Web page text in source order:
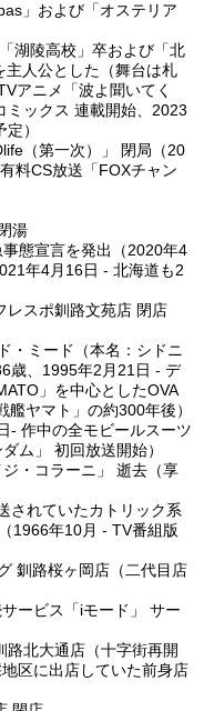
」および「オステリア
湖陵高校」卒および「北
人公とした（舞台は札
アニメ「波よ聞いてく
ックス 連載開始、2023
）
（第一次）」 閉局（20
料CS放送「FOXチャン
湯
態宣言を発出（2020年4
年4月16日 - 北海道も2
レスポ釧路文苑店 閉店
・ミード（本名：シドニ
歳、1995年2月21日 - デ
」を中心としたOVA
艦ヤマト」の約300年後）
- 作中の全モビールスーツ
ム」 初回放送開始）
・コラーニ」 逝去（享
されていたカトリック系
1966年10月 - TV番組版
釧路桜ヶ岡店（二代目店
ービス「iモード」 サー
北大通店（十字街再開
区に出店していた前身店